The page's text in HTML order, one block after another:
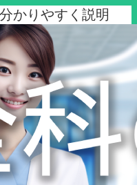
かりやすく説明